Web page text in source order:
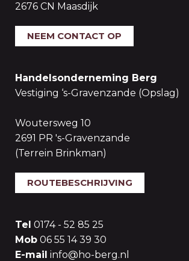
2676 CN Maasdijk
NEEM CONTACT OP
Handelsonderneming Berg
Vestiging ‘s-Gravenzande (Opslag)
Woutersweg 10
2691 PR 's-Gravenzande
(Terrein Brinkman)
ROUTEBESCHRIJVING
Tel 0174 - 52 85 25
Mob 06 55 14 39 30
E-mail info@ho-berg.nl